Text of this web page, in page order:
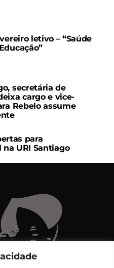
letivo – “Saúde
secretária de
cargo e vice-
Rebelo assume
para
URI Santiago